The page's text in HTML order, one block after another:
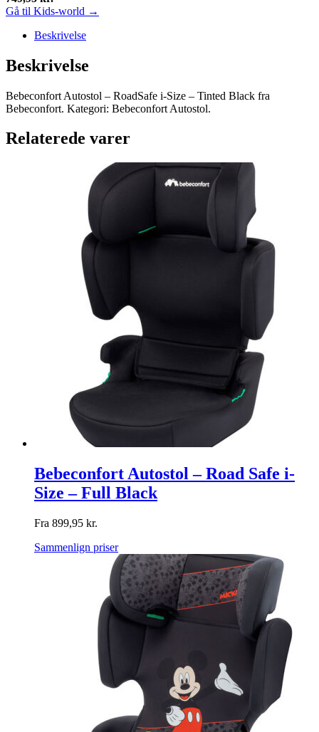
Gå til Kids-world →
Beskrivelse
Beskrivelse
Bebeconfort Autostol – RoadSafe i-Size – Tinted Black fra
Bebeconfort. Kategori: Bebeconfort Autostol.
Relaterede varer
Bebeconfort Autostol – Road Safe i-
Size – Full Black
Fra 899,95 kr.
Sammenlign priser